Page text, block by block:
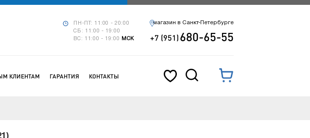
ПН-ПТ: 11:00 - 20:00
СБ: 11:00 - 19:00
ВС: 11:00 - 19:00
МСК
магазин в Санкт-Петербурге
+7 (951)680-65-55
КЛИЕНТАМ ГАРАНТИЯ КОНТАКТЫ